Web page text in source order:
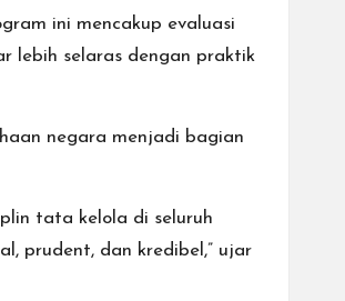
ini mencakup evaluasi
lebih selaras dengan praktik
negara menjadi bagian
tata kelola di seluruh
prudent, dan kredibel,” ujar